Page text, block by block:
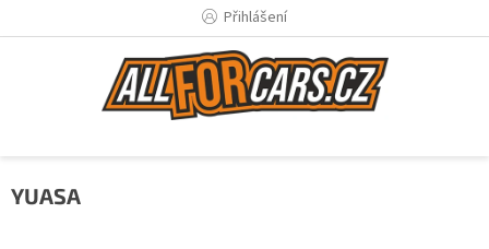
Přihlášení
YUASA